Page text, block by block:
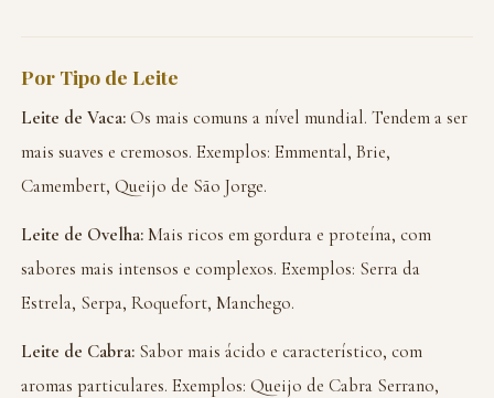
Por Tipo de Leite
Leite de Vaca:Os mais comuns a nível mundial. Tendem a ser
mais suaves e cremosos. Exemplos: Emmental, Brie,
Camembert, Queijo de São Jorge.
Leite de Ovelha:Mais ricos em gordura e proteína, com
sabores mais intensos e complexos. Exemplos: Serra da
Estrela, Serpa, Roquefort, Manchego.
Leite de Cabra: Sabor mais ácido e característico, com
aromas particulares. Exemplos: Queijo de Cabra Serrano,